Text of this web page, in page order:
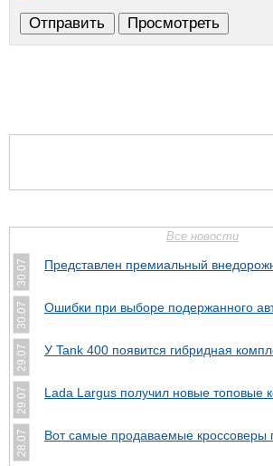
Все новости
30.07 Представлен премиальный
30.07 Ошибки при выборе подержанного
29.07 У Tank 400 появится гибридная
29.07 Lada Largus получил новые топовые
28.07 Вот самые продаваемые кроссоверы